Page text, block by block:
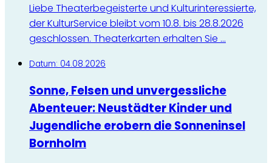
Liebe Theaterbegeisterte und Kulturinteressierte,
der KulturService bleibt vom 10.8. bis 28.8.2026
geschlossen. Theaterkarten erhalten Sie ...
Datum: 04.08.2026
Sonne, Felsen und unvergessliche
Abenteuer: Neustädter Kinder und
Jugendliche erobern die Sonneninsel
Bornholm